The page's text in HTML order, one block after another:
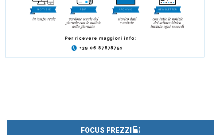
FOCUS PREZZI